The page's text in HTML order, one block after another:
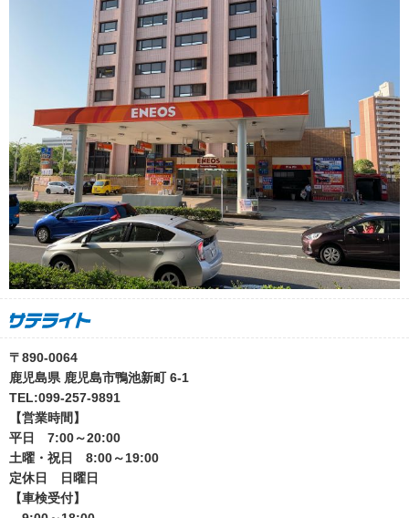
〒890-0064
鹿児島県 鹿児島市鴨池新町 6-1
TEL:099-257-9891
【営業時間】
平日 7:00～20:00
土曜・祝日 8:00～19:00
定休日 日曜日
【車検受付】